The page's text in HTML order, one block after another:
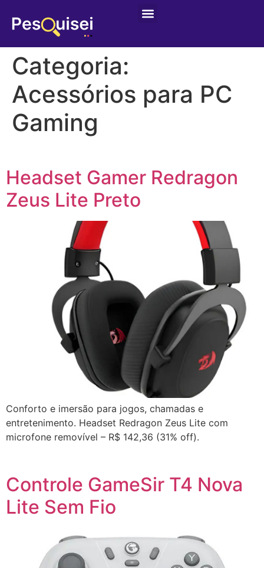
Categoria:
Acessórios para PC
Gaming
Headset Gamer Redragon
Zeus Lite Preto
Conforto e imersão para jogos, chamadas e
entretenimento. Headset Redragon Zeus Lite com
microfone removível – R$ 142,36 (31% off).
Controle GameSir T4 Nova
Lite Sem Fio